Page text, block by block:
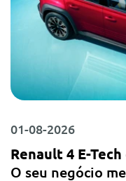
01-08-2026
Renault 4 E-
O seu negócio